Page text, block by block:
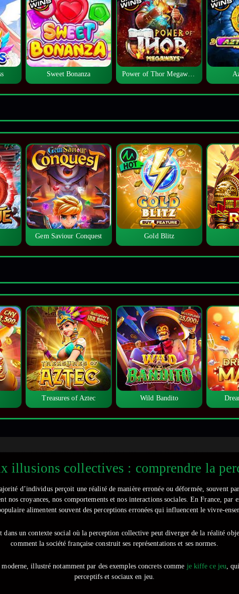
Sweet Bonanza Power of Thor Megaways
Gem Saviour Conquest Gold Blitz
Treasures of Aztec Wild Bandito
illusions collectives : comprendre la
d’individus perçoit une réalité de manière erronée ou déformée, souvent
croyances, nos comportements et nos interactions sociales. En France, par
alimentent souvent des perceptions erronées qui influencent le vivre-
un contexte social où la perception collective peut diverger de la réalité
comment la société française construit ses représentations et ses normes.
illustré notamment par des exemples concrets comme je kiffe ce jeu,
perceptifs et sociaux en jeu.